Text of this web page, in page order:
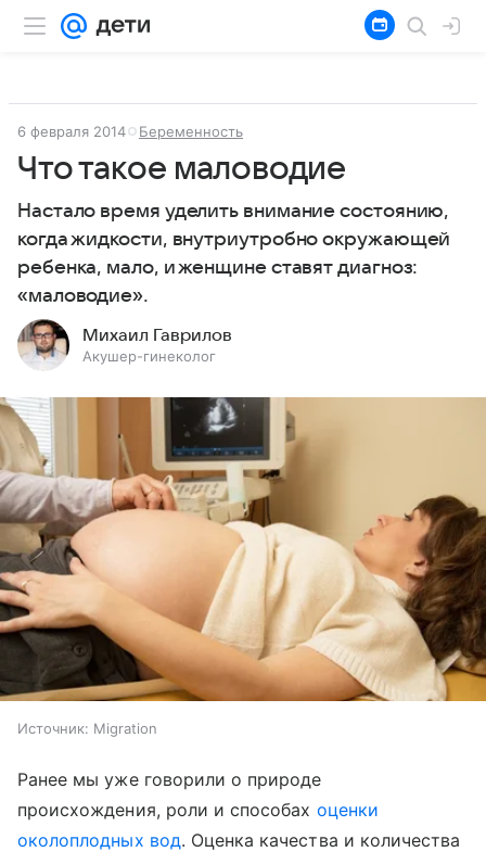
6 февраля 2014 Беременность
Что такое маловодие
Настало время уделить внимание состоянию,
когда жидкости, внутриутробно окружающей
ребенка, мало, и женщине ставят диагноз:
«маловодие».
Михаил Гаврилов
Акушер-гинеколог
Источник: Migration
Ранее мы уже говорили о природе
происхождения, роли и способах оценки
околоплодных вод. Оценка качества и количества